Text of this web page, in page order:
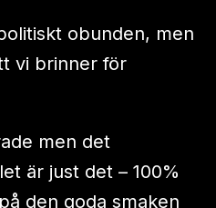
obunden, men
vi brinner för
men det
är just det – 100%
den goda smaken